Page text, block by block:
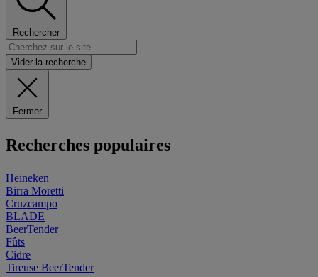
Rechercher
Vider la recherche
Fermer
Recherches populaires
Heineken
Birra Moretti
Cruzcampo
BLADE
BeerTender
Fûts
Cidre
Tireuse BeerTender